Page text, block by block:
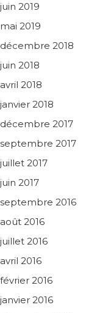
juin 2019
mai 2019
décembre 2018
juin 2018
avril 2018
janvier 2018
décembre 2017
septembre 2017
juillet 2017
juin 2017
septembre 2016
août 2016
juillet 2016
avril 2016
février 2016
janvier 2016